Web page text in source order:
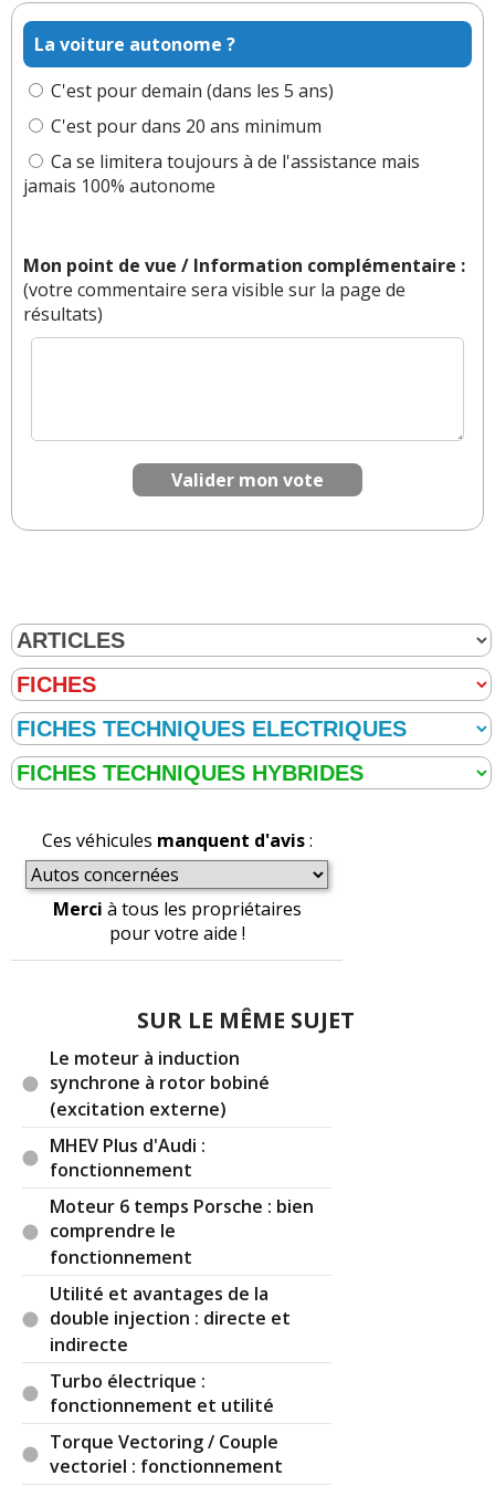
ParBug haty TOP CONTRIBUTEUR(2026-03-
09 21:41:42) : Hosu vous avez plus de 80 ans !
Réagir à ce commentaire
(Votre post sera visible sous le commentaire)
La voiture autonome ?
C'est pour demain (dans les 5 ans)
C'est pour dans 20 ans minimum
Ca se limitera toujours à de l'assistance mais
jamais 100% autonome
Mon point de vue / Information complémentaire :
(votre commentaire sera visible sur la page de
résultats)
Valider mon vote
Ces véhicules manquent d'avis:
Merci à tous les propriétaires
pour votre aide !
SUR LE MÊME SUJET
Le moteur à induction
synchrone à rotor bobiné
(excitation externe)
MHEV Plus d'Audi :
fonctionnement
Moteur 6 temps Porsche : bien
comprendre le
fonctionnement
Utilité et avantages de la
double injection : directe et
indirecte
Turbo électrique :
fonctionnement et utilité
Torque Vectoring / Couple
vectoriel : fonctionnement